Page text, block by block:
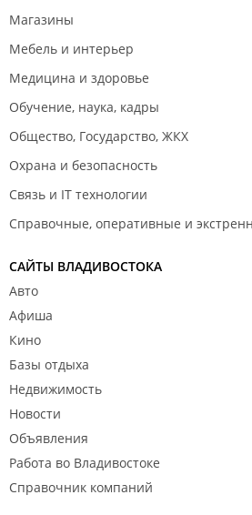
Магазины
Мебель и интерьер
Медицина и здоровье
Обучение, наука, кадры
Общество, Государство, ЖКХ
Охрана и безопасность
Связь и IT технологии
Справочные, оперативные и
САЙТЫ ВЛАДИВОСТОКА
Авто
Афиша
Кино
Базы отдыха
Недвижимость
Новости
Объявления
Работа во Владивостоке
Справочник компаний